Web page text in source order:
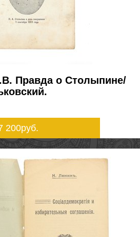
Правда о Столыпине/
200руб.